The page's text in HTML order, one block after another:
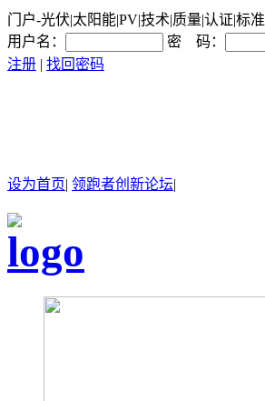
门户-光伏|太阳能|PV|技术|质量|认证|标准
用户名：
密 码：
注册 | 找回密码
设为首页| 领跑者创新论坛|